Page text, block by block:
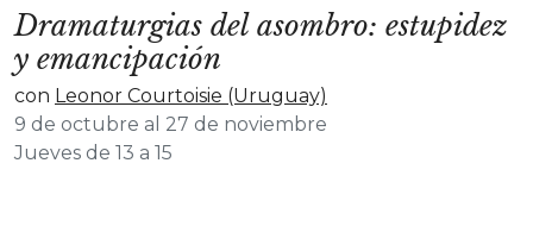
Dramaturgias del asombro: estupidez
y emancipación
con Leonor Courtoisie (Uruguay)
9 de octubre al 27 de noviembre
Jueves de 13 a 15